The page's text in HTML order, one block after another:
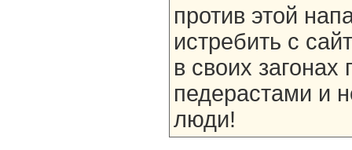
против этой
истребить с
в своих загонах
педерастами и
люди!